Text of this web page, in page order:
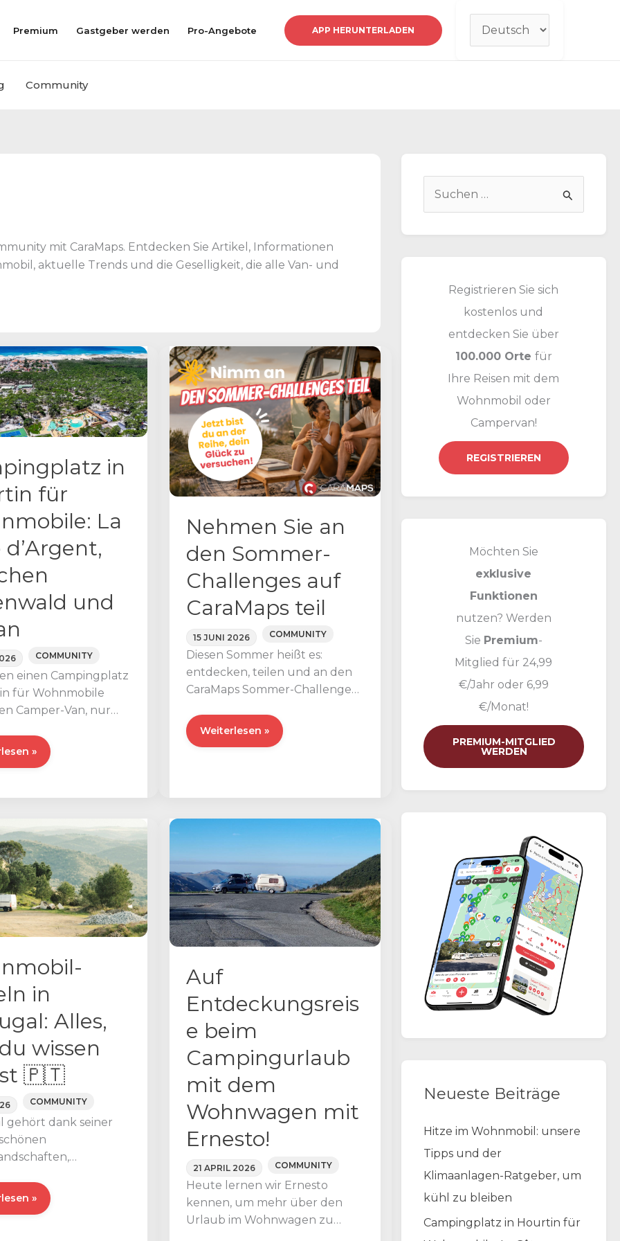
Premium Gastgeber werden Pro-Angebote APP HERUNTERLADEN
Sprache
Community
mit CaraMaps. Entdecken Sie Artikel, Informationen
aktuelle Trends und die Geselligkeit, die alle Van- und
in
für
La
d’Argent,
und
COMMUNITY
einen Campingplatz
für Wohnmobile
Camper-Van, nur
Auf nach
»
Nehmen Sie an
den Sommer-
Challenges auf
CaraMaps teil
15 JUNI 2026 COMMUNITY
Diesen Sommer heißt es:
entdecken, teilen und an den
CaraMaps Sommer-Challenges
zum 15. September 2026
Nehmen
Sie
teil
Weiterlesen »
in
Alles,
wissen
🇵🇹
COMMUNITY
gehört dank seiner
Klimas zu den
Reisezielen für
»
Auf
Entdeckungsreis
e beim
Campingurlaub
mit dem
Wohnwagen mit
Ernesto!
21 APRIL 2026 COMMUNITY
Heute lernen wir Ernesto
kennen, um mehr über den
Urlaub im Wohnwagen zu
Registrieren Sie sich
kostenlos und
entdecken Sie über
100.000 Orte für
Ihre Reisen mit dem
Wohnmobil oder
Campervan!
REGISTRIEREN
Möchten Sie
exklusive
Funktionen
nutzen? Werden
Sie Premium-
Mitglied für 24,99
€/Jahr oder 6,99
€/Monat!
PREMIUM-MITGLIED
WERDEN
Neueste Beiträge
Hitze im Wohnmobil: unsere
Tipps und der
Klimaanlagen-Ratgeber, um
kühl zu bleiben
Campingplatz in Hourtin für